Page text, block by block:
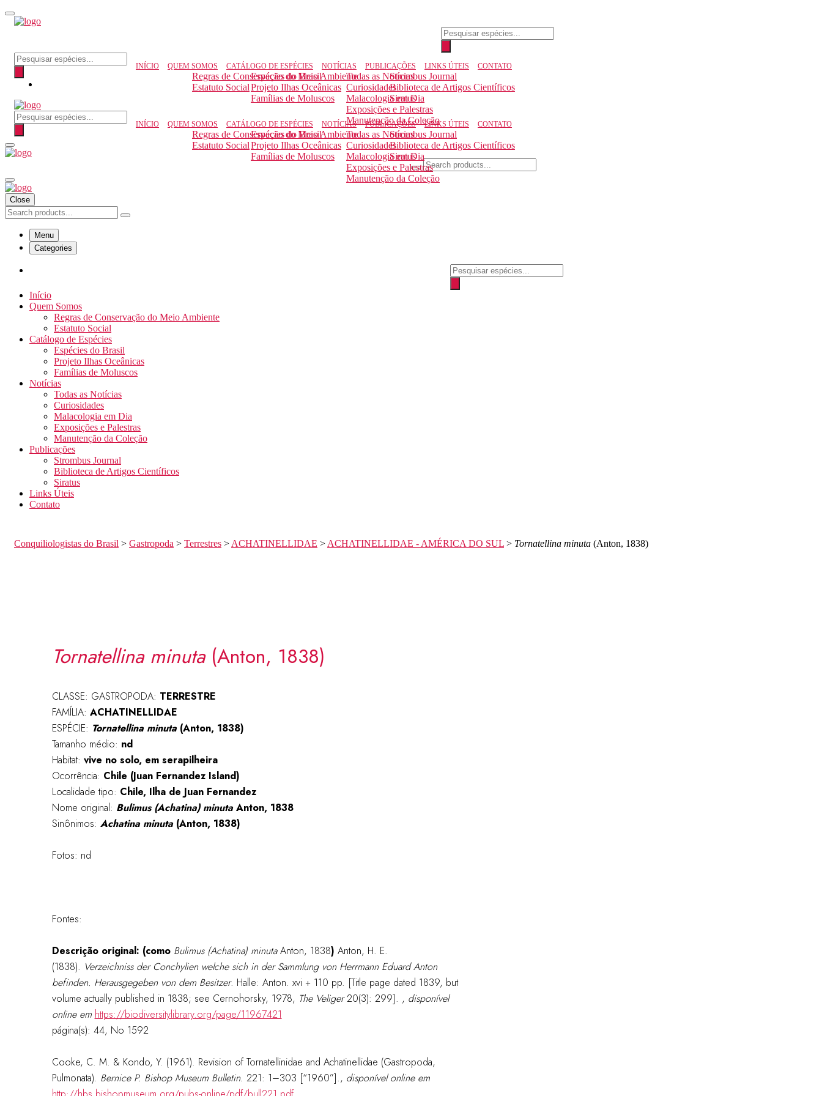
Pesquisar
produtos
Pesquisar produtos
INÍCIO QUEM SOMOS
Regras de Conservação do Meio Ambiente
Estatuto Social
CATÁLOGO DE ESPÉCIES
Espécies do Brasil
Projeto Ilhas Oceânicas
Famílias de Moluscos
NOTÍCIAS
Todas as Notícias
Curiosidades
Malacologia em Dia
Exposições e Palestras
Manutenção da Coleção
PUBLICAÇÕES
Strombus Journal
Biblioteca de Artigos Científicos
Siratus
LINKS ÚTEIS CONTATO
Pesquisar produtos
INÍCIO QUEM SOMOS
Regras de Conservação do Meio Ambiente
Estatuto Social
CATÁLOGO DE ESPÉCIES
Espécies do Brasil
Projeto Ilhas Oceânicas
Famílias de Moluscos
NOTÍCIAS
Todas as Notícias
Curiosidades
Malacologia em Dia
Exposições e Palestras
Manutenção da Coleção
PUBLICAÇÕES
Strombus Journal
Biblioteca de Artigos Científicos
Siratus
LINKS ÚTEIS CONTATO
Close
Menu
Categories
Pesquisar
produtos
Início
Quem Somos
Regras de Conservação do Meio Ambiente
Estatuto Social
Catálogo de Espécies
Espécies do Brasil
Projeto Ilhas Oceânicas
Famílias de Moluscos
Notícias
Todas as Notícias
Curiosidades
Malacologia em Dia
Exposições e Palestras
Manutenção da Coleção
Publicações
Strombus Journal
Biblioteca de Artigos Científicos
Siratus
Links Úteis
Contato
Conquiliologistas do Brasil > Gastropoda > Terrestres > ACHATINELLIDAE > ACHATINELLIDAE - AMÉRICA DO SUL > Tornatellina minuta (Anton, 1838)
Tornatellina minuta(Anton, 1838)
CLASSE: GASTROPODA: TERRESTRE
FAMÍLIA: ACHATINELLIDAE
ESPÉCIE: Tornatellina minuta(Anton, 1838)
Tamanho médio: nd
Habitat: vive no solo, em serapilheira
Ocorrência: Chile (Juan Fernandez Island)
Localidade tipo: Chile, Ilha de Juan Fernandez
Nome original: Bulimus (Achatina) minutaAnton, 1838
Sinônimos: Achatina minuta(Anton, 1838)
Fotos: nd
Fontes:
Descrição original: (como Bulimus (Achatina) minutaAnton, 1838) Anton, H. E.
(1838). Verzeichniss der Conchylien welche sich in der Sammlung von Herrmann Eduard Anton
befinden. Herausgegeben von dem Besitzer. Halle: Anton. xvi + 110 pp. [Title page dated 1839, but
volume actually published in 1838; see Cernohorsky, 1978, The Veliger20(3): 299]. , disponível
online em https://biodiversitylibrary.org/page/11967421
página(s): 44, No 1592
Cooke, C. M. & Kondo, Y. (1961). Revision of Tornatellinidae and Achatinellidae (Gastropoda,
Pulmonata). Bernice P. Bishop Museum Bulletin. 221: 1–303 [“1960”]., disponível online em